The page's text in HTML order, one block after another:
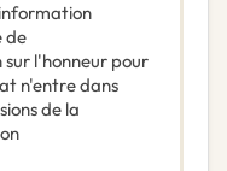
de
l'honneur pour
n'entre dans
de la